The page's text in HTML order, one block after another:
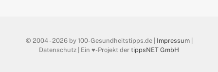
© 2004 - 2026 by 100-Gesundheitstipps.de | Impressum|
Datenschutz | Ein ♥️-Projekt der tippsNET GmbH